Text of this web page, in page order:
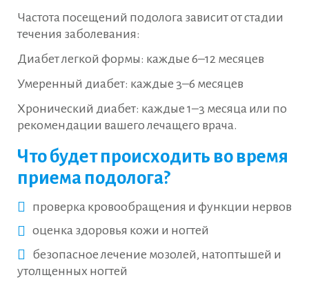
Частота посещений подолога зависит от стадии
течения заболевания:
Диабет легкой формы: каждые 6–12 месяцев
Умеренный диабет: каждые 3–6 месяцев
Хронический диабет: каждые 1–3 месяца или по
рекомендации вашего лечащего врача.
Что будет происходить во время
приема подолога?
проверка кровообращения и функции нервов
оценка здоровья кожи и ногтей
безопасное лечение мозолей, натоптышей и
утолщенных ногтей